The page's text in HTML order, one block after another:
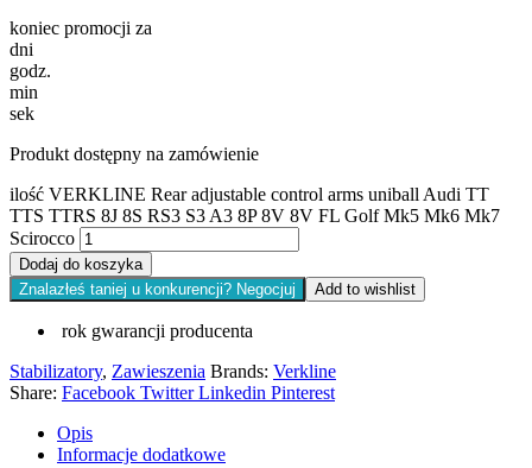
koniec promocji za
dni
godz.
min
sek
Produkt dostępny na zamówienie
ilość VERKLINE Rear adjustable control arms uniball Audi TT
TTS TTRS 8J 8S RS3 S3 A3 8P 8V 8V FL Golf Mk5 Mk6 Mk7
Scirocco
Dodaj do koszyka
Znalazłeś taniej u konkurencji? Negocjuj
Add to wishlist
rok gwarancji producenta
Stabilizatory, Zawieszenia Brands: Verkline
Share: Facebook Twitter Linkedin Pinterest
Opis
Informacje dodatkowe